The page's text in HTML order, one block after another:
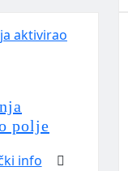
polje
info